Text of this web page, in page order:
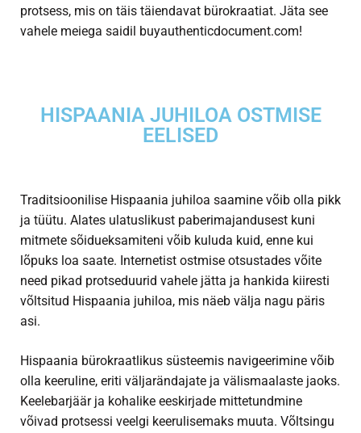
protsess, mis on täis täiendavat bürokraatiat. Jäta see
vahele meiega saidil buyauthenticdocument.com!
HISPAANIA JUHILOA OSTMISE
EELISED
Traditsioonilise Hispaania juhiloa saamine võib olla pikk
ja tüütu. Alates ulatuslikust paberimajandusest kuni
mitmete sõidueksamiteni võib kuluda kuid, enne kui
lõpuks loa saate. Internetist ostmise otsustades võite
need pikad protseduurid vahele jätta ja hankida kiiresti
võltsitud Hispaania juhiloa, mis näeb välja nagu päris
asi.
Hispaania bürokraatlikus süsteemis navigeerimine võib
olla keeruline, eriti väljarändajate ja välismaalaste jaoks.
Keelebarjäär ja kohalike eeskirjade mittetundmine
võivad protsessi veelgi keerulisemaks muuta. Võltsingu